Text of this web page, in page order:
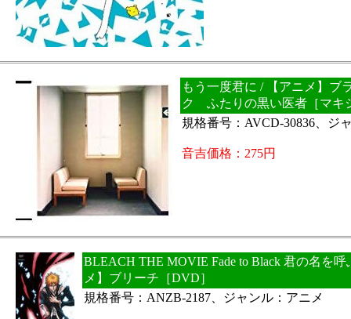
もう一度君に / 【アニメ】ブ
ク ふたりの黒い医者［マキ
規格番号：AVCD-30836、ジ
音吉価格：275円
BLEACH THE MOVIE Fade to Black 君の名を呼
メ】ブリーチ［DVD］
規格番号：ANZB-2187、ジャンル：アニメ